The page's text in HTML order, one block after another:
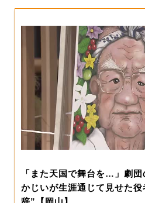
「また天国で舞台を…」劇
かじいが生涯通じて見せた